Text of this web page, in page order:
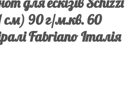
см) 90 г/м.кв. 60
Fabriano Італія